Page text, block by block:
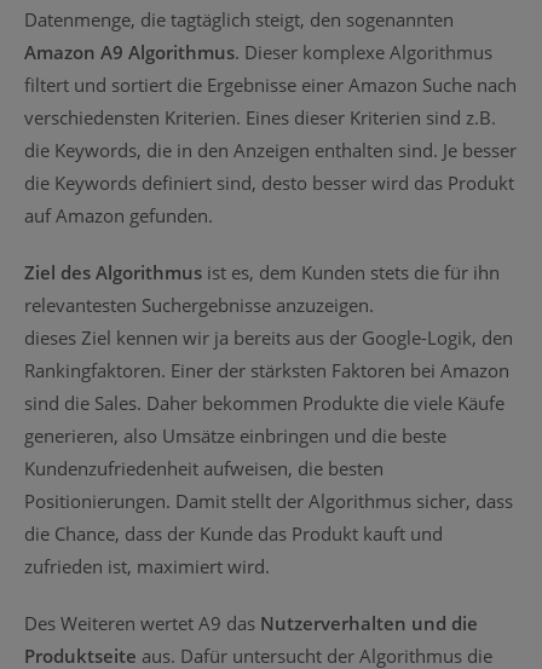
Datenmenge, die tagtäglich steigt, den sogenannten
Amazon A9 Algorithmus. Dieser komplexe Algorithmus
filtert und sortiert die Ergebnisse einer Amazon Suche nach
verschiedensten Kriterien. Eines dieser Kriterien sind z.B.
die Keywords, die in den Anzeigen enthalten sind. Je besser
die Keywords definiert sind, desto besser wird das Produkt
auf Amazon gefunden.
Ziel des Algorithmus ist es, dem Kunden stets die für ihn
relevantesten Suchergebnisse anzuzeigen.
dieses Ziel kennen wir ja bereits aus der Google-Logik, den
Rankingfaktoren. Einer der stärksten Faktoren bei Amazon
sind die Sales. Daher bekommen Produkte die viele Käufe
generieren, also Umsätze einbringen und die beste
Kundenzufriedenheit aufweisen, die besten
Positionierungen. Damit stellt der Algorithmus sicher, dass
die Chance, dass der Kunde das Produkt kauft und
zufrieden ist, maximiert wird.
Des Weiteren wertet A9 das Nutzerverhalten und die
Produktseite aus. Dafür untersucht der Algorithmus die